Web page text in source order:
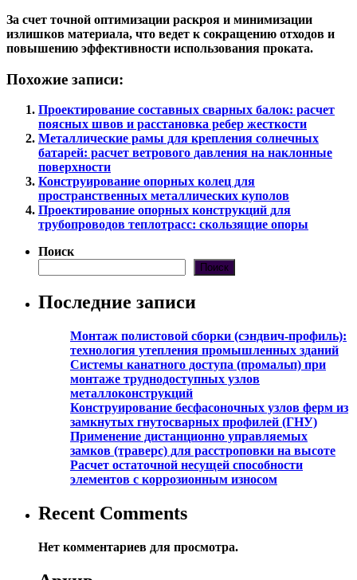
За счет точной оптимизации раскроя и минимизации
излишков материала, что ведет к сокращению отходов и
повышению эффективности использования проката.
Похожие записи:
Проектирование составных сварных балок: расчет
поясных швов и расстановка ребер жесткости
Металлические рамы для крепления солнечных
батарей: расчет ветрового давления на наклонные
поверхности
Конструирование опорных колец для
пространственных металлических куполов
Проектирование опорных конструкций для
трубопроводов теплотрасс: скользящие опоры
Поиск
Поиск
Последние записи
Монтаж полистовой сборки (сэндвич-профиль):
технология утепления промышленных зданий
Системы канатного доступа (промальп) при
монтаже труднодоступных узлов
металлоконструкций
Конструирование бесфасоночных узлов ферм из
замкнутых гнутосварных профилей (ГНУ)
Применение дистанционно управляемых
замков (траверс) для расстроповки на высоте
Расчет остаточной несущей способности
элементов с коррозионным износом
Recent Comments
Нет комментариев для просмотра.